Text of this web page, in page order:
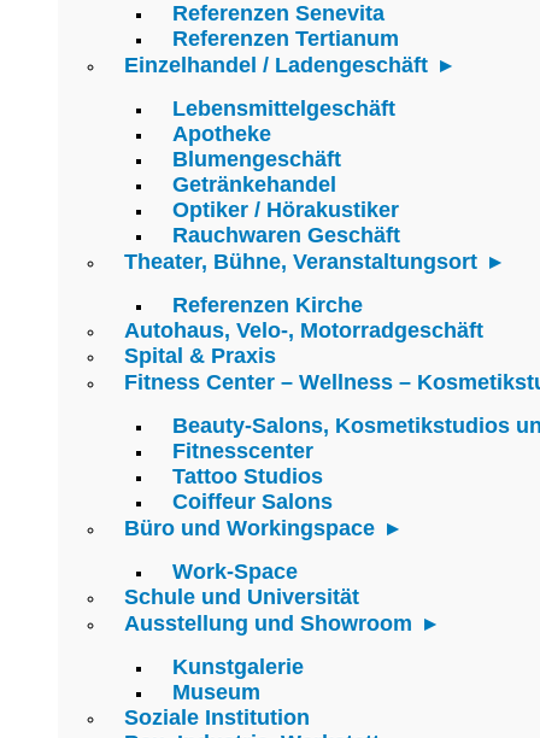
Referenzen Senevita
Referenzen Tertianum
Einzelhandel / Ladengeschäft
Lebensmittelgeschäft
Apotheke
Blumengeschäft
Getränkehandel
Optiker / Hörakustiker
Rauchwaren Geschäft
Theater, Bühne, Veranstaltungsort
Referenzen Kirche
Autohaus, Velo-, Motorradgeschäft
Spital & Praxis
Fitness Center – Wellness –
Beauty-Salons, Kosmetikstudios
Fitnesscenter
Tattoo Studios
Coiffeur Salons
Büro und Workingspace
Work-Space
Schule und Universität
Ausstellung und Showroom
Kunstgalerie
Museum
Soziale Institution